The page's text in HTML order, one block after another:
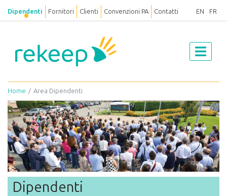
Dipendenti Fornitori Clienti Convenzioni PA Contatti EN FR
Home Area Dipendenti
Dipendenti